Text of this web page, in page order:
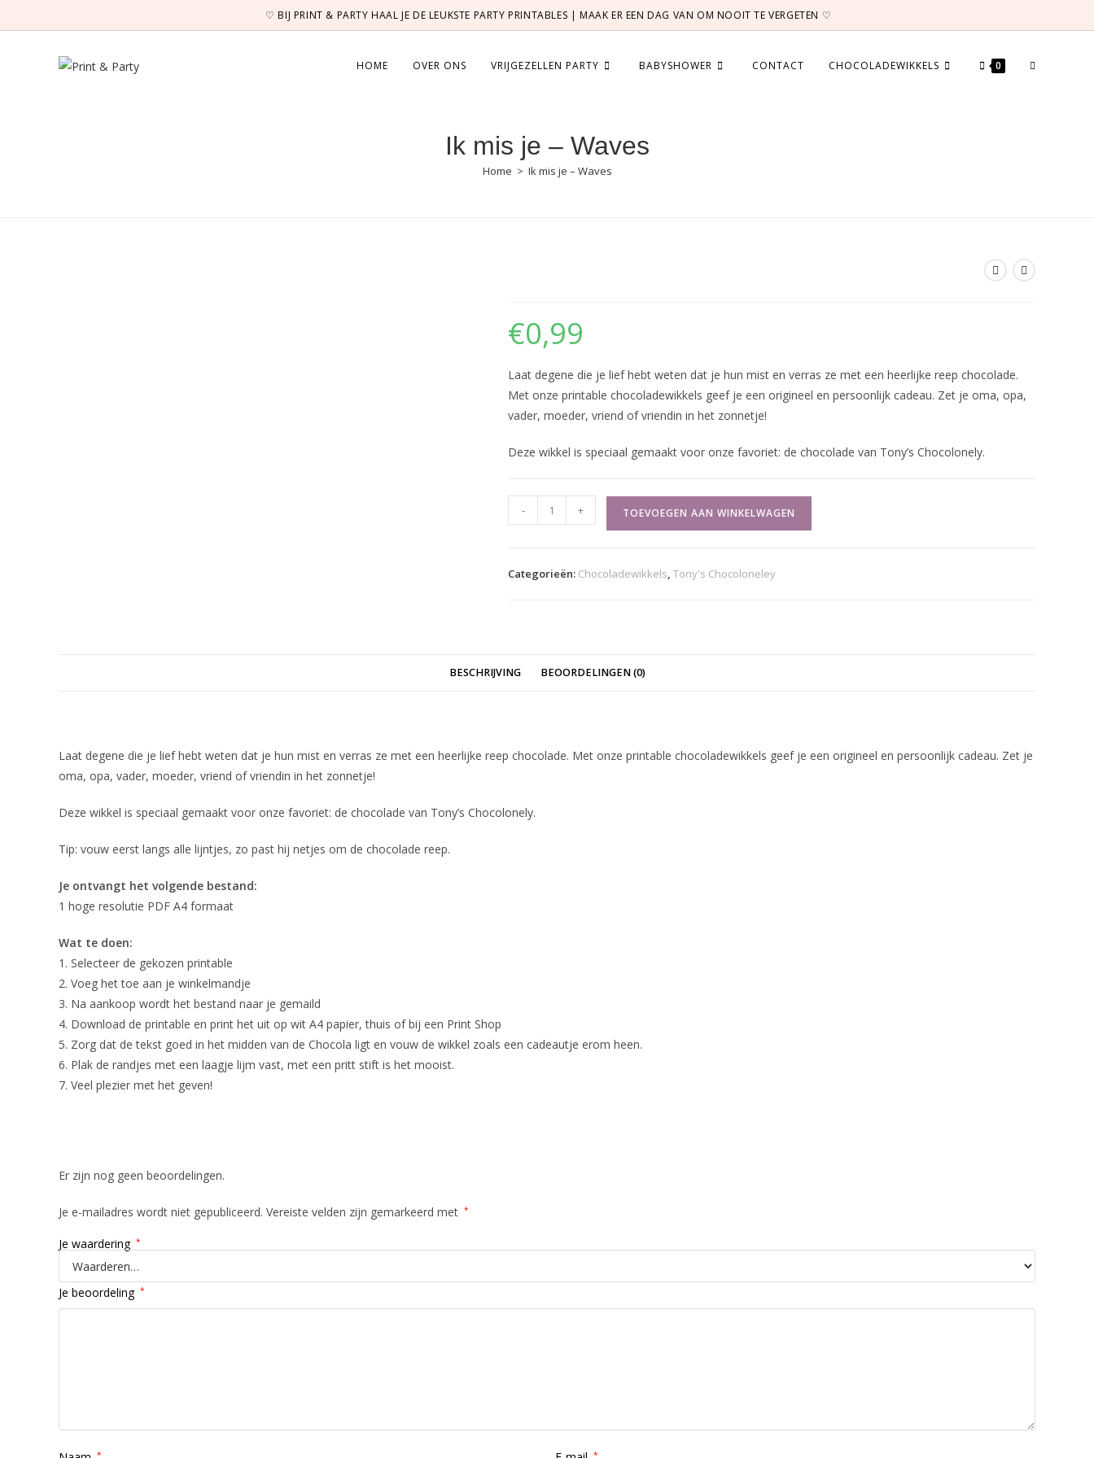
naar
♡ BIJ PRINT & PARTY HAAL JE DE LEUKSTE PARTY PRINTABLES | MAAK ER EEN DAG VAN OM NOOIT TE VERGETEN ♡
HOME OVER ONS VRIJGEZELLEN PARTY BABYSHOWER CONTACT CHOCOLADEWIKKELS 0 TOGGLE
Ik mis je – Waves
Home > Ik mis je – Waves
€0,99
Laat degene die je lief hebt weten dat je hun mist en verras ze met een heerlijke reep chocolade.
Met onze printable chocoladewikkels geef je een origineel en persoonlijk cadeau. Zet je oma, opa,
vader, moeder, vriend of vriendin in het zonnetje!
Deze wikkel is speciaal gemaakt voor onze favoriet: de chocolade van Tony’s Chocolonely.
mis
- + TOEVOEGEN AAN WINKELWAGEN
Categorieën: Chocoladewikkels, Tony's Chocoloneley
BESCHRIJVING BEOORDELINGEN (0)
Laat degene die je lief hebt weten dat je hun mist en verras ze met een heerlijke reep chocolade. Met onze printable chocoladewikkels geef je een origineel en persoonlijk cadeau. Zet je
oma, opa, vader, moeder, vriend of vriendin in het zonnetje!
Deze wikkel is speciaal gemaakt voor onze favoriet: de chocolade van Tony’s Chocolonely.
Tip: vouw eerst langs alle lijntjes, zo past hij netjes om de chocolade reep.
Je ontvangt het volgende bestand:
1 hoge resolutie PDF A4 formaat
Wat te doen:
1. Selecteer de gekozen printable
2. Voeg het toe aan je winkelmandje
3. Na aankoop wordt het bestand naar je gemaild
4. Download de printable en print het uit op wit A4 papier, thuis of bij een Print Shop
5. Zorg dat de tekst goed in het midden van de Chocola ligt en vouw de wikkel zoals een cadeautje erom heen.
6. Plak de randjes met een laagje lijm vast, met een pritt stift is het mooist.
7. Veel plezier met het geven!
Er zijn nog geen beoordelingen.
Je e-mailadres wordt niet gepubliceerd. Vereiste velden zijn gemarkeerd met *
Je waardering *
Je beoordeling *
* *